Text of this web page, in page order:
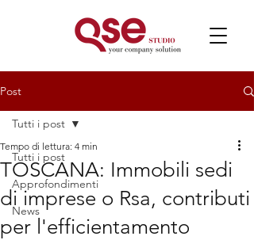
Post
Tutti i post
Approfondimenti
News
Tutti i post
TOSCANA: Immobili sedi
di imprese o Rsa, contributi
per l'efficientamento
Tempo di lettura: 4 min